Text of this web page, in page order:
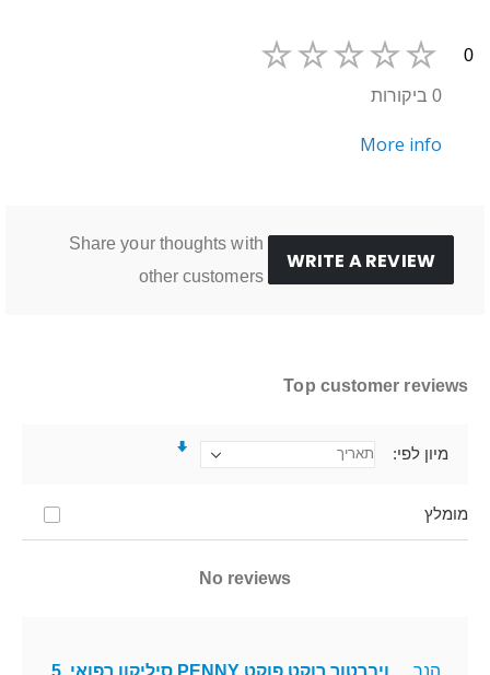
0
0 ביקורות
More info
WRITE A REVIEW
Share your thoughts with
other customers
Top customer reviews
מומלץ
מיון לפי
No reviews
הנך ויברטור רוקט פוקט PENNY סיליקון רפואי, 5